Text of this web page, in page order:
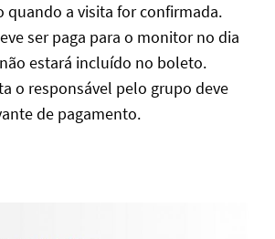
quando a visita for confirmada.
ser paga para o monitor no dia
estará incluído no boleto.
o responsável pelo grupo deve
de pagamento.